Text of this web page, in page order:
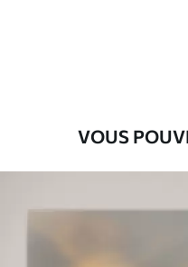
VOUS